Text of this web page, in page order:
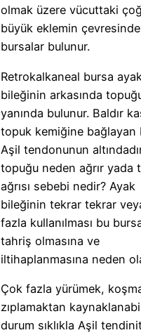
olmak üzere vücuttaki
büyük eklemin çevresinde
bursalar bulunur.
Retrokalkaneal bursa ayak
bileğinin arkasında
yanında bulunur. Baldır
topuk kemiğine bağlayan
Aşil tendonunun
topuğu neden ağrır yada
ağrısı sebebi nedir? Ayak
bileğinin tekrar tekrar
fazla kullanılması bu
tahriş olmasına ve
iltihaplanmasına neden
Çok fazla yürümek,
zıplamaktan
durum sıklıkla Aşil